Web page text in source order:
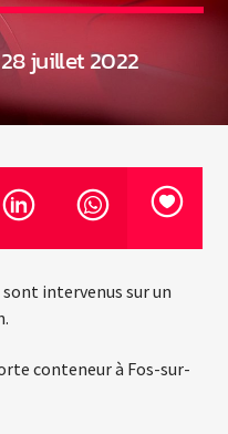
100% 80s
juillet 2022
intervenus sur un
conteneur à Fos-sur-